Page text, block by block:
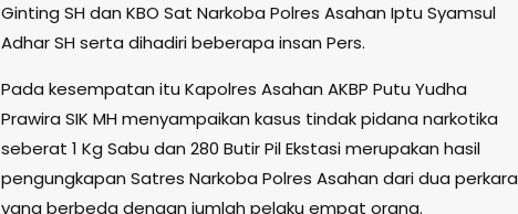
Ginting SH dan KBO Sat Narkoba Polres Asahan Iptu Syamsul
Adhar SH serta dihadiri beberapa insan Pers.
Pada kesempatan itu Kapolres Asahan AKBP Putu Yudha
Prawira SIK MH menyampaikan kasus tindak pidana narkotika
seberat 1 Kg Sabu dan 280 Butir Pil Ekstasi merupakan hasil
pengungkapan Satres Narkoba Polres Asahan dari dua perkara
yang berbeda dengan jumlah pelaku empat orang.